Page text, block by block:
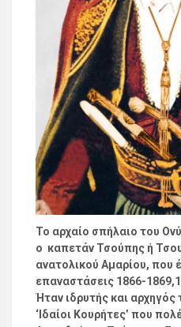
Το αρχαίο σπήλαιο του
ο καπετάν Τσούπης ή
ανατολικού Αμαρίου, που
επαναστάσεις 1866-
Ήταν ιδρυτής και αρχηγός
‘Ιδαίοι Κουρήτες’ που